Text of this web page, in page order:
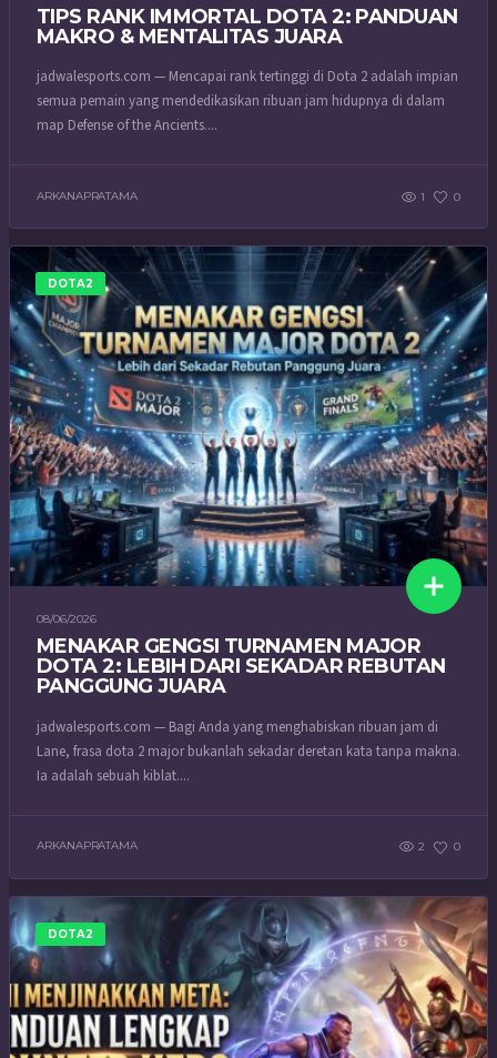
TIPS RANK IMMORTAL DOTA 2: PANDUAN
MAKRO & MENTALITAS JUARA
jadwalesports.com — Mencapai rank tertinggi di Dota 2 adalah impian
semua pemain yang mendedikasikan ribuan jam hidupnya di dalam
map Defense of the Ancients....
ARKANAPRATAMA 1 0
DOTA2
08/06/2026
MENAKAR GENGSI TURNAMEN MAJOR
DOTA 2: LEBIH DARI SEKADAR REBUTAN
PANGGUNG JUARA
jadwalesports.com — Bagi Anda yang menghabiskan ribuan jam di
Lane, frasa dota 2 major bukanlah sekadar deretan kata tanpa makna.
Ia adalah sebuah kiblat....
ARKANAPRATAMA 2 0
DOTA2